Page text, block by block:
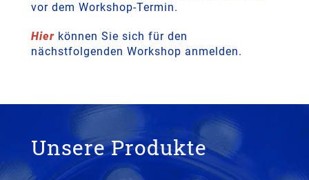
vor dem Workshop-Termin.
Hier können Sie sich für den
nächstfolgenden Workshop anmelden.
Unsere Produkte